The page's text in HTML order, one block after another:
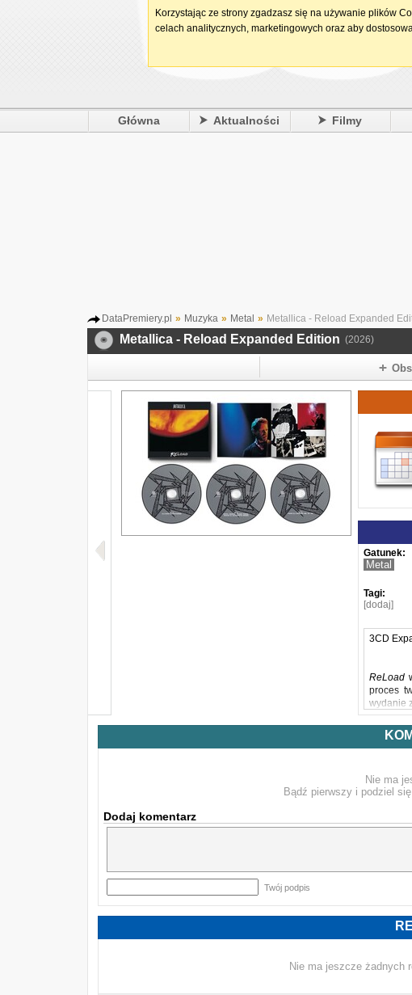
Główna Aktualności Filmy
DataPremiery.pl » Muzyka » Metal » Metallica - Reload Expanded
Metallica - Reload Expanded Edition (2026)
Gatunek:
Metal
Tagi:
[dodaj]
3CD
ReLoad
proces
wydanie
nagrania
świat
3.
Nie ma
Bądź pierwszy i podziel
Dodaj komentarz
Twój podpis
Nie ma jeszcze żadnych
Korzystając ze strony zgadzasz się na używanie plików
celach analitycznych, marketingowych oraz aby